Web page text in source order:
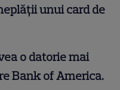
unui card de
o datorie mai
Bank of America.